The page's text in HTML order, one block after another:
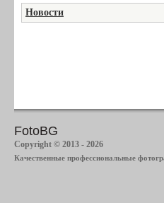
Новости
FotoBG
Copyright © 2013 - 2026
Качественные профессиональные